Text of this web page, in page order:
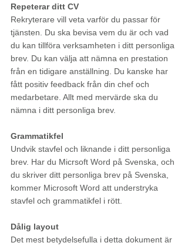
Repeterar ditt CV
Rekryterare vill veta varför du passar för
tjänsten. Du ska bevisa vem du är och vad
du kan tillföra verksamheten i ditt personliga
brev. Du kan välja att nämna en prestation
från en tidigare anställning. Du kanske har
fått positiv feedback från din chef och
medarbetare. Allt med mervärde ska du
nämna i ditt personliga brev.
Grammatikfel
Undvik stavfel och liknande i ditt personliga
brev. Har du Micrsoft Word på Svenska, och
du skriver ditt personliga brev på Svenska,
kommer Microsoft Word att understryka
stavfel och grammatikfel i rött.
Dålig layout
Det mest betydelsefulla i detta dokument är